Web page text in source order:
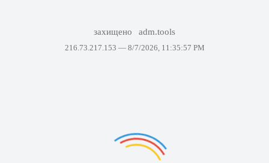
захищено adm.tools
216.73.217.153 — 8/7/2026, 11:35:57 PM